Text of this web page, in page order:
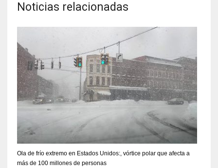
Noticias relacionadas
Ola de frío extremo en Estados Unidos:, vórtice polar que afecta a
más de 100 millones de personas